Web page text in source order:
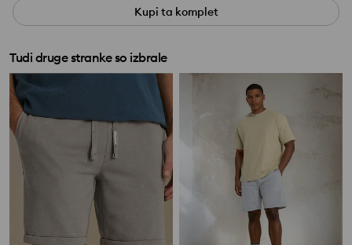
Kupi ta komplet
Tudi druge stranke so izbrale